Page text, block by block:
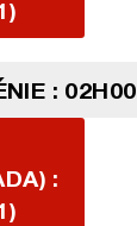
: 02H00
: